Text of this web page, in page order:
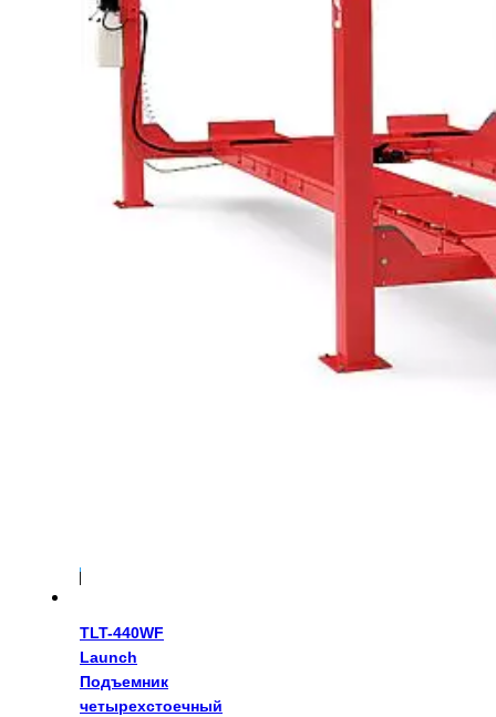
TLT-440WF
Launch
Подъемник
четырехстоечный